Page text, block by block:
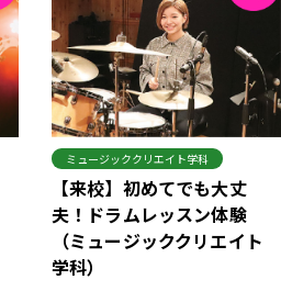
ミュージッククリエイト学科
【来校】初めてでも大丈
夫！ドラムレッスン体験
（ミュージッククリエイト
学科）